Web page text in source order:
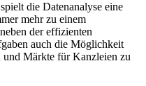
die Datenanalyse eine
mehr zu einem
der effizienten
auch die Möglichkeit
Märkte für Kanzleien zu